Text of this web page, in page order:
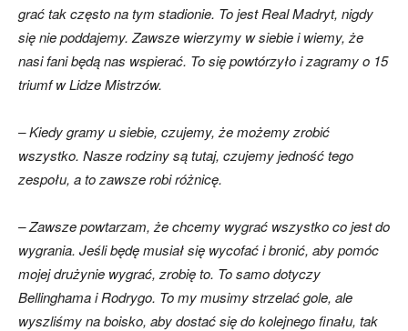
grać tak często na tym stadionie. To jest Real Madryt, nigdy
się nie poddajemy. Zawsze wierzymy w siebie i wiemy, że
nasi fani będą nas wspierać. To się powtórzyło i zagramy o 15
triumf w Lidze Mistrzów.
– Kiedy gramy u siebie, czujemy, że możemy zrobić
wszystko. Nasze rodziny są tutaj, czujemy jedność tego
zespołu, a to zawsze robi różnicę.
– Zawsze powtarzam, że chcemy wygrać wszystko co jest do
wygrania. Jeśli będę musiał się wycofać i bronić, aby pomóc
mojej drużynie wygrać, zrobię to. To samo dotyczy
Bellinghama i Rodrygo. To my musimy strzelać gole, ale
wyszliśmy na boisko, aby dostać się do kolejnego finału, tak